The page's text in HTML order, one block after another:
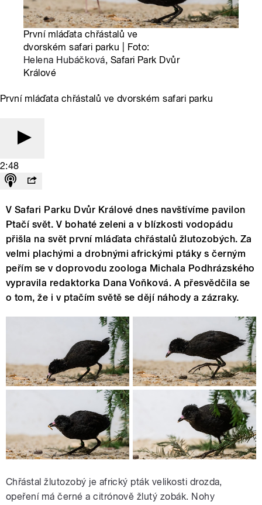
První mláďata chřástalů ve
dvorském safari parku | Foto:
Helena Hubáčková, Safari Park Dvůr
Králové
První mláďata chřástalů ve dvorském safari parku
2:48
V Safari Parku Dvůr Králové dnes navštívíme pavilon
Ptačí svět. V bohaté zeleni a v blízkosti vodopádu
přišla na svět první mláďata chřástalů žlutozobých. Za
velmi plachými a drobnými africkými ptáky s černým
peřím se v doprovodu zoologa Michala Podhrázského
vypravila redaktorka Dana Voňková. A přesvědčila se
o tom, že i v ptačím světě se dějí náhody a zázraky.
Chřástal žlutozobý je africký pták velikosti drozda,
opeření má černé a citrónově žlutý zobák. Nohy